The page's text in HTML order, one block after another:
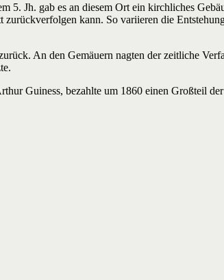
5. Jh. gab es an diesem Ort ein kirchliches
kann. So variieren die
An den Gemäuern nagten der zeitliche
Guiness, bezahlte um 1860 einen Großteil